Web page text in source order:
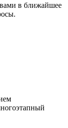
в ближайшее